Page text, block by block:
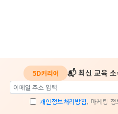
5D커리어 📬 최신 교육 소
개인정보처리방침, 마케팅 정